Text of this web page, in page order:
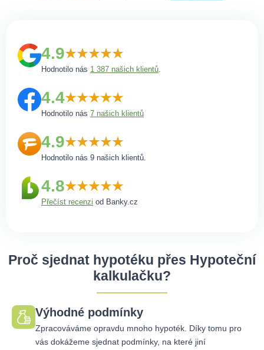
4.9
Hodnotilo nás 1 387 našich klientů.
4.4
Hodnotilo nás 7 našich klientů
4.9
Hodnotilo nás 9 našich klientů.
4.8
Přečíst recenzi od Banky.cz
Proč sjednat hypotéku přes Hypoteční
kalkulačku?
Výhodné podmínky
Zpracováváme opravdu mnoho hypoték. Díky tomu pro
vás dokážeme sjednat podmínky, na které jiní